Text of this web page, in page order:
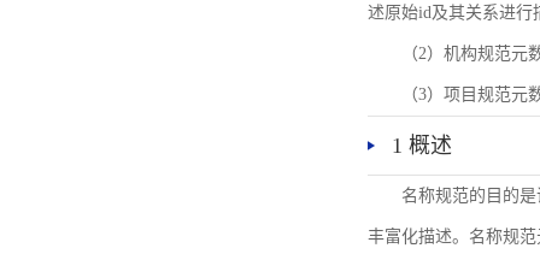
述原始id及其关系进行
（2）机构规范元
（3）项目规范
1 概述
名称规范的目的
丰富化描述。名称规